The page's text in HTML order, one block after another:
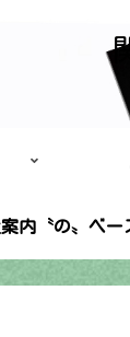
内〝の〟ベー